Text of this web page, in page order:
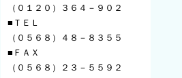
（０１２０）３６４－９０２
■ＴＥＬ
（０５６８）４８－８３５５
■ＦＡＸ
（０５６８）２３－５５９２